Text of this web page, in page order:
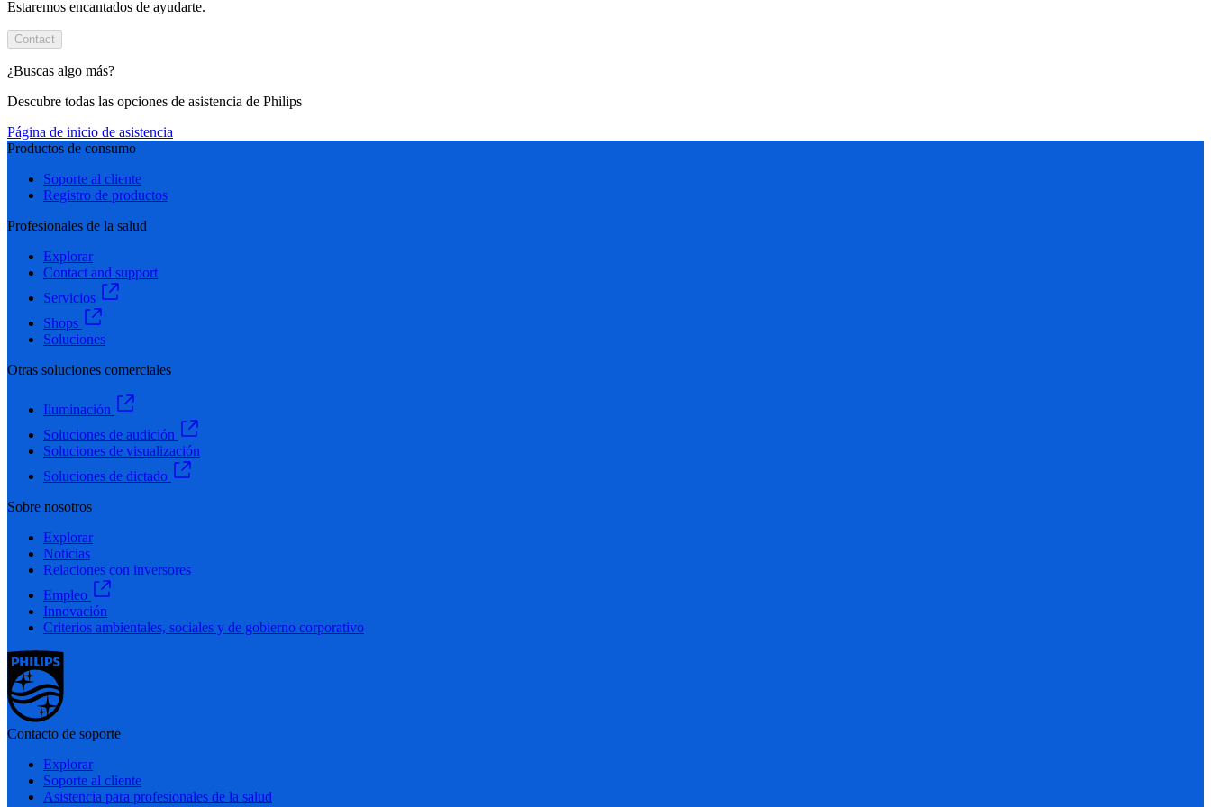
Estaremos encantados de ayudarte.
Contact
¿Buscas algo más?
Descubre todas las opciones de asistencia de Philips
Página de inicio de asistencia
Productos de consumo
Soporte al cliente
Registro de productos
Profesionales de la salud
Explorar
Contact and support
Servicios
Shops
Soluciones
Otras soluciones comerciales
Iluminación
Soluciones de audición
Soluciones de visualización
Soluciones de dictado
Sobre nosotros
Explorar
Noticias
Relaciones con inversores
Empleo
Innovación
Criterios ambientales, sociales y de gobierno corporativo
Contacto de soporte
Explorar
Soporte al cliente
Asistencia para profesionales de la salud